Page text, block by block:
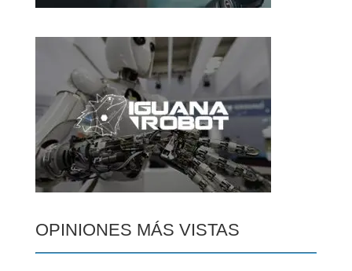
OPINIONES MÁS VISTAS